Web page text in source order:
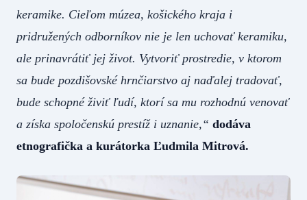
keramike. Cieľom múzea, košického kraja i
pridružených odborníkov nie je len uchovať keramiku,
ale prinavrátiť jej život. Vytvoriť prostredie, v ktorom
sa bude pozdišovské hrnčiarstvo aj naďalej tradovať,
bude schopné živiť ľudí, ktorí sa mu rozhodnú venovať
a získa spoločenskú prestíž i uznanie,“ dodáva
etnografička a kurátorka Ľudmila Mitrová.